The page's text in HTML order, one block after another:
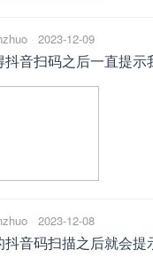
2023-12-09
抖音扫码之后一直提示
2023-12-08
抖音码扫描之后就会提